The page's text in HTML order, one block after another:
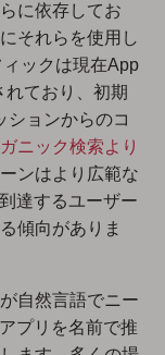
に依存してお
それらを使用し
ックは現在App
ており、初期
ションからのコ
ニック検索より
ンはより広範な
達するユーザー
傾向がありま
自然言語でニー
プリを名前で推